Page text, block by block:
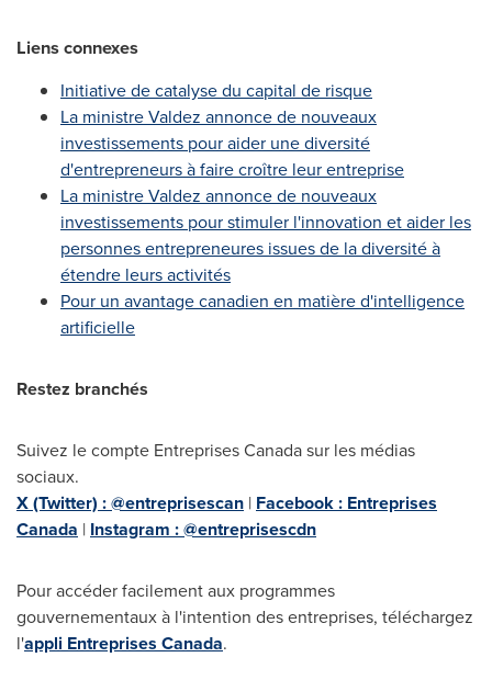
Liens connexes
Initiative de catalyse du capital de risque
La ministre Valdez annonce de nouveaux
investissements pour aider une diversité
d'entrepreneurs à faire croître leur entreprise
La ministre Valdez annonce de nouveaux
investissements pour stimuler l'innovation et aider les
personnes entrepreneures issues de la diversité à
étendre leurs activités
Pour un avantage canadien en matière d'intelligence
artificielle
Restez branchés
Suivez le compte Entreprises Canada sur les médias
sociaux.
X (Twitter) : @entreprisescan | Facebook : Entreprises
Canada | Instagram : @entreprisescdn
Pour accéder facilement aux programmes
gouvernementaux à l'intention des entreprises, téléchargez
l'appli Entreprises Canada.